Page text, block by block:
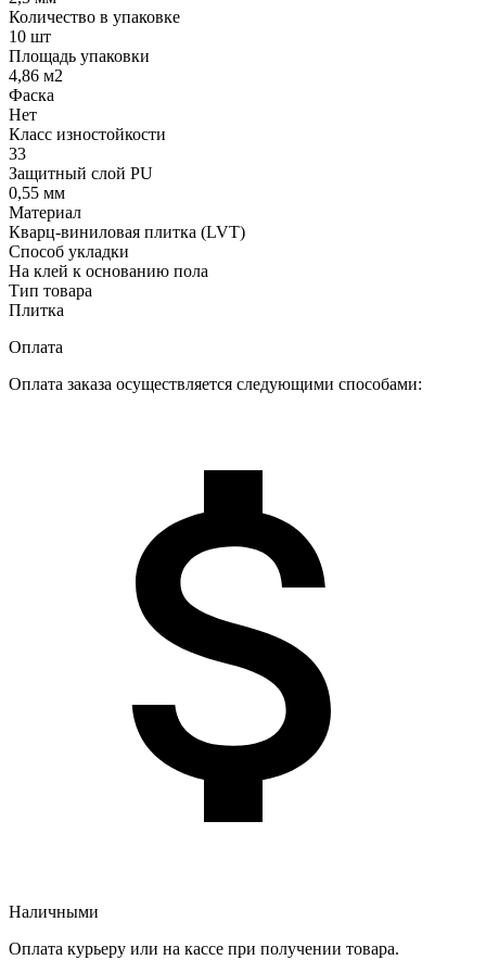
Количество в упаковке
10 шт
Площадь упаковки
4,86 м2
Фаска
Нет
Класс изностойкости
33
Защитный слой PU
0,55 мм
Материал
Кварц-виниловая плитка (LVT)
Способ укладки
На клей к основанию пола
Тип товара
Плитка
Оплата
Оплата заказа осуществляется следующими способами:
Наличными
Оплата курьеру или на кассе при получении товара.